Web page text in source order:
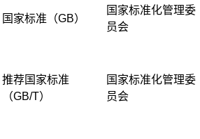
国家标准（GB）
国家标准化管理委
员会
推荐国家标准
（GB/T）
国家标准化管理委
员会